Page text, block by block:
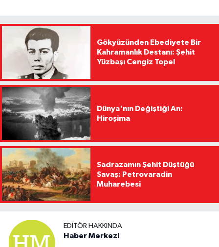
Gökyüzünden Ebediyete Bir
Kahramanlık Destanı: Şehit
Yüzbaşı Cengiz Topel
Dünya'nın Değiştiği An:
Hiroşima
Sadrazamın Şehit Düştüğü
Savaş: Petrovaradin
Muharebesi
EDITÖR HAKKINDA
Haber Merkezi